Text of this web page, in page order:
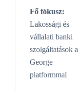
Fő fókusz:
Lakossági és
vállalati banki
szolgáltatások a
George
platformmal